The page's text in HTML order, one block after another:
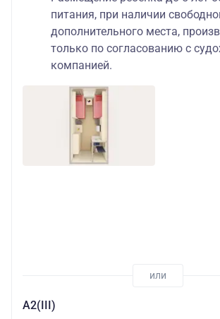
питания, при наличии
дополнительного места,
только по согласованию с
компанией.
А2(III)